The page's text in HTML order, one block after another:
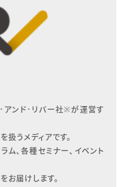
アンド･リバー社※が運営す
うメディアです。
ム、各種セミナー、イベント
お届けします。